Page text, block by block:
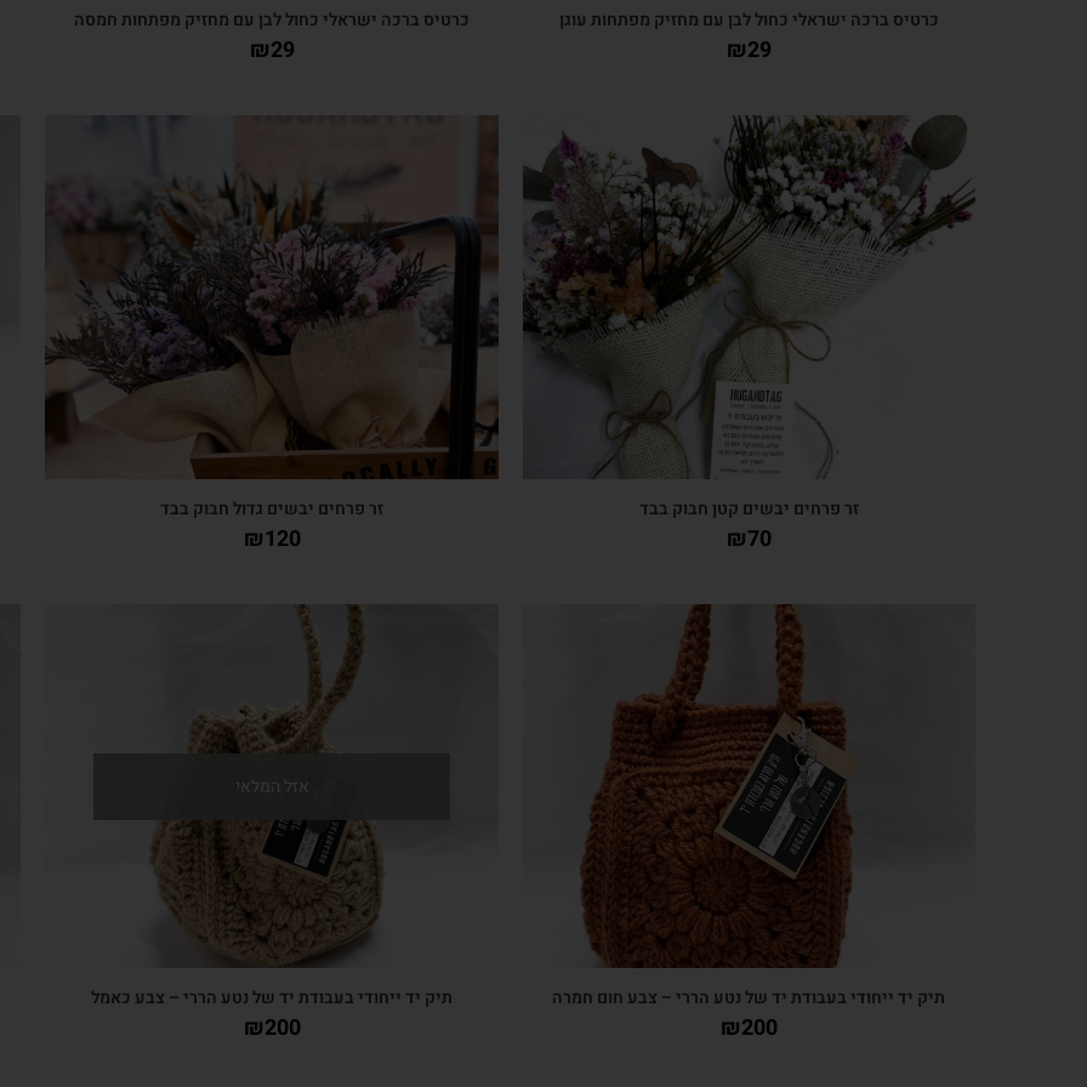
כרטיס ברכה ישראלי כחול לבן עם מחזיק מפתחות עוגן
₪29
כרטיס ברכה ישראלי כחול לבן עם מחזיק מפתחות חמסה
₪29
צפייה מהירה
זר פרחים יבשים קטן חבוק בבד
₪70
צפייה מהירה
זר פרחים יבשים גדול חבוק בבד
₪120
צפייה מהירה
תיק יד ייחודי בעבודת יד של נטע הררי – צבע חום חמרה
₪200
אזל המלאי
צפייה מהירה
תיק יד ייחודי בעבודת יד של נטע הררי – צבע כאמל
₪200